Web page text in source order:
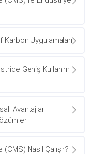
Karbon Uygulamaları
Geniş Kullanım
Avantajları
Nasıl Çalışır?